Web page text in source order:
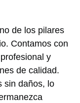
de los pilares
Contamos con
y
de calidad.
sin daños, lo